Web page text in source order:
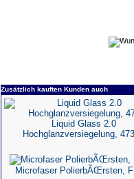
Zusätzlich kauften Kunden auch
Liquid Glass 2.0
Hochglanzversiegelung,
Microfaser PolierbÃŒrsten,